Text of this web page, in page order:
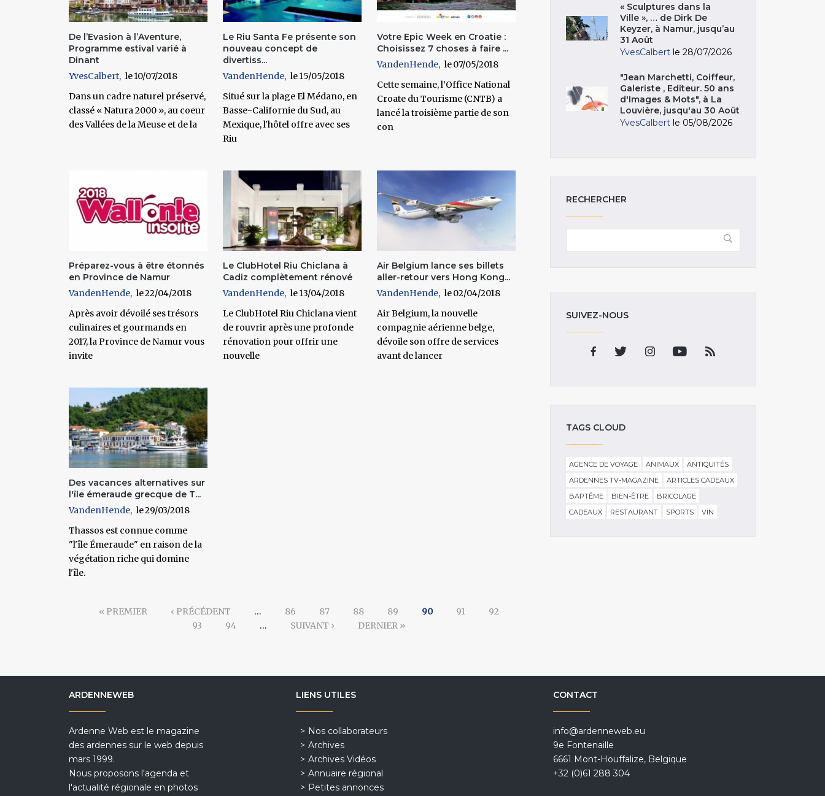
De l’Evasion à l’Aventure,
Programme estival varié à
Dinant
YvesCalbert
10/07/2018
Dans un cadre naturel préservé,
classé « Natura 2000 », au coeur
des Vallées de la Meuse et de la
Le Riu Santa Fe présente son
nouveau concept de
divertiss...
VandenHende
15/05/2018
Situé sur la plage El Médano, en
Basse-Californie du Sud, au
Mexique, l'hôtel offre avec ses
Riu
Votre Epic Week en Croatie :
Choisissez 7 choses à faire ...
VandenHende
07/05/2018
Cette semaine, l’Office National
Croate du Tourisme (CNTB) a
lancé la troisième partie de son
con
Préparez-vous à être étonnés
en Province de Namur
VandenHende
22/04/2018
Après avoir dévoilé ses trésors
culinaires et gourmands en
2017, la Province de Namur vous
invite
Le ClubHotel Riu Chiclana à
Cadiz complètement rénové
VandenHende
13/04/2018
Le ClubHotel Riu Chiclana vient
de rouvrir après une profonde
rénovation pour offrir une
nouvelle
Air Belgium lance ses billets
aller-retour vers Hong Kong...
VandenHende
02/04/2018
Air Belgium, la nouvelle
compagnie aérienne belge,
dévoile son offre de services
avant de lancer
Des vacances alternatives sur
l'île émeraude grecque de T...
VandenHende
29/03/2018
Thassos est connue comme
"l'île Émeraude" en raison de la
végétation riche qui domine
l'île.
« PREMIER ‹ PRÉCÉDENT … 86 87 88 89 90 91
92
93
94 … SUIVANT › DERNIER »
« Sculptures dans la
Ville », … de Dirk De
Keyzer, à Namur, jusqu’au
31 Août
YvesCalbert le 28/07/2026
"Jean Marchetti, Coiffeur,
Galeriste , Editeur. 50 ans
d'Images & Mots", à La
Louvière, jusqu'au 30 Août
YvesCalbert le 05/08/2026
RECHERCHER
SUIVEZ-NOUS
TAGS CLOUD
AGENCE DE VOYAGE ANIMAUX
ANTIQUITÉS
ARDENNES TV-MAGAZINE
ARTICLES CADEAUX
BAPTÊME
BIEN-ÊTRE
BRICOLAGE
CADEAUX
RESTAURANT SPORTS VIN
ARDENNEWEB
Ardenne Web est le magazine
des ardennes sur le web depuis
mars 1999.
Nous proposons l'agenda et
l'actualité régionale en photos
LIENS UTILES
Nos collaborateurs
Archives
Archives Vidéos
Annuaire régional
Petites annonces
CONTACT
info@ardenneweb.eu
9e Fontenaille
6661 Mont-Houffalize, Belgique
+32 (0)61 288 304